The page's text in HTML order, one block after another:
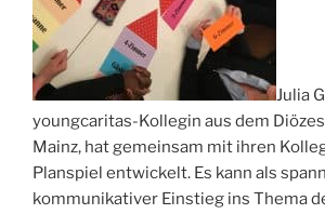
Julia
youngcaritas-Kollegin aus dem
Mainz, hat gemeinsam mit ihren
Planspiel entwickelt. Es kann als
kommunikativer Einstieg ins Thema